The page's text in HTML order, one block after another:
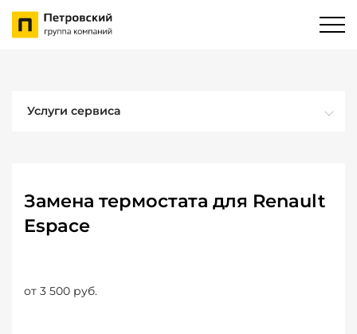
Услуги сервиса
Замена термостата для Renault
Espace
от 3 500 руб.